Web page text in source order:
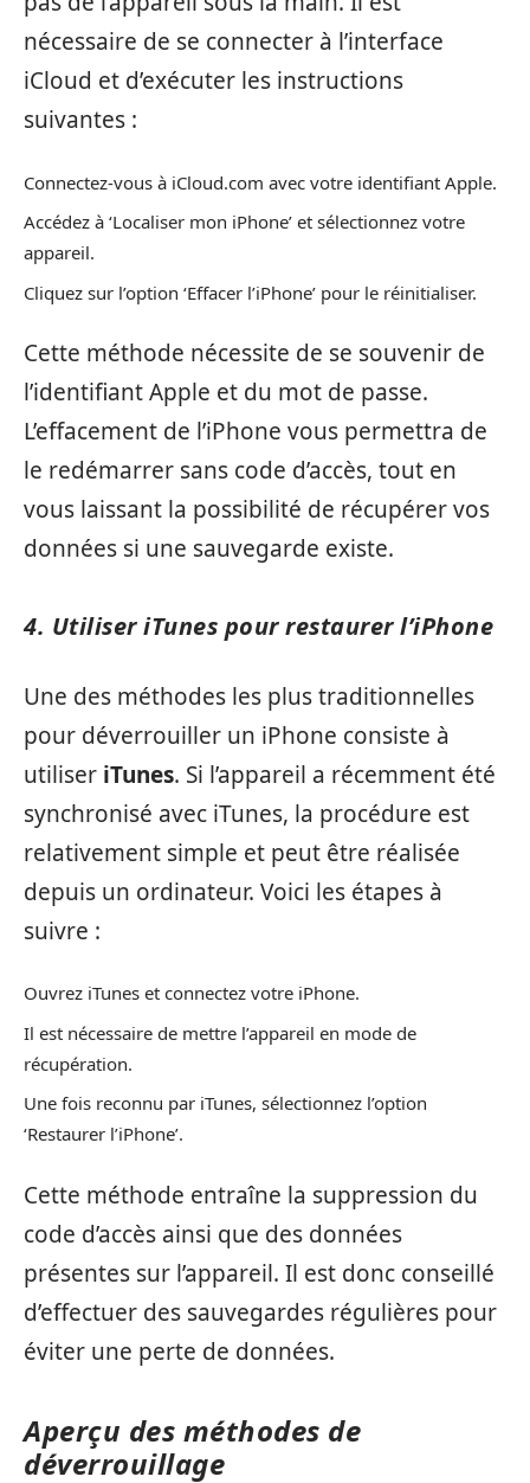
nécessaire de se connecter à l’interface
iCloud et d’exécuter les instructions
suivantes :
Connectez-vous à iCloud.com avec votre identifiant Apple.
Accédez à ‘Localiser mon iPhone’ et sélectionnez votre
appareil.
Cliquez sur l’option ‘Effacer l’iPhone’ pour le réinitialiser.
Cette méthode nécessite de se souvenir de
l’identifiant Apple et du mot de passe.
L’effacement de l’iPhone vous permettra de
le redémarrer sans code d’accès, tout en
vous laissant la possibilité de récupérer vos
données si une sauvegarde existe.
4. Utiliser iTunes pour restaurer l’iPhone
Une des méthodes les plus traditionnelles
pour déverrouiller un iPhone consiste à
utiliser iTunes. Si l’appareil a récemment été
synchronisé avec iTunes, la procédure est
relativement simple et peut être réalisée
depuis un ordinateur. Voici les étapes à
suivre :
Ouvrez iTunes et connectez votre iPhone.
Il est nécessaire de mettre l’appareil en mode de
récupération.
Une fois reconnu par iTunes, sélectionnez l’option
‘Restaurer l’iPhone’.
Cette méthode entraîne la suppression du
code d’accès ainsi que des données
présentes sur l’appareil. Il est donc conseillé
d’effectuer des sauvegardes régulières pour
éviter une perte de données.
Aperçu des méthodes de
déverrouillage